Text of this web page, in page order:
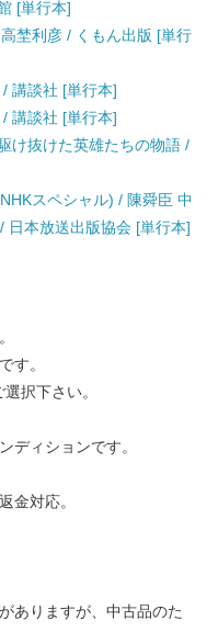
[単行本]
埜利彦 / くもん出版 [単行
講談社 [単行本]
講談社 [単行本]
け抜けた英雄たちの物語 /
スペシャル) / 陳舜臣 中
日本放送出版協会 [単行本]
す。
択下さい。
ディションです。
金対応。
ありますが、中古品のた